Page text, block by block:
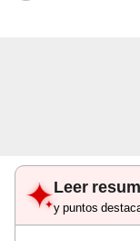
Leer
y puntos